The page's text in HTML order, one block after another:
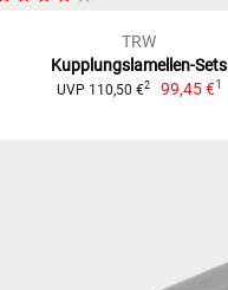
TRW
Kupplungslamellen-Sets
UVP 110,50 €2 99,45 €1